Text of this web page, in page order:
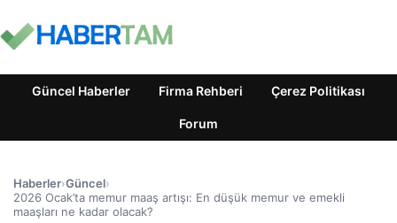
Güncel Haberler Firma Rehberi Çerez Politikası
Forum
Haberler›Güncel›
2026 Ocak’ta memur maaş artışı: En düşük memur ve emekli
maaşları ne kadar olacak?